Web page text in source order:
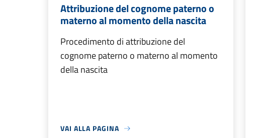
Attribuzione del cognome paterno o
materno al momento della nascita
Procedimento di attribuzione del
cognome paterno o materno al momento
della nascita
VAI ALLA PAGINA